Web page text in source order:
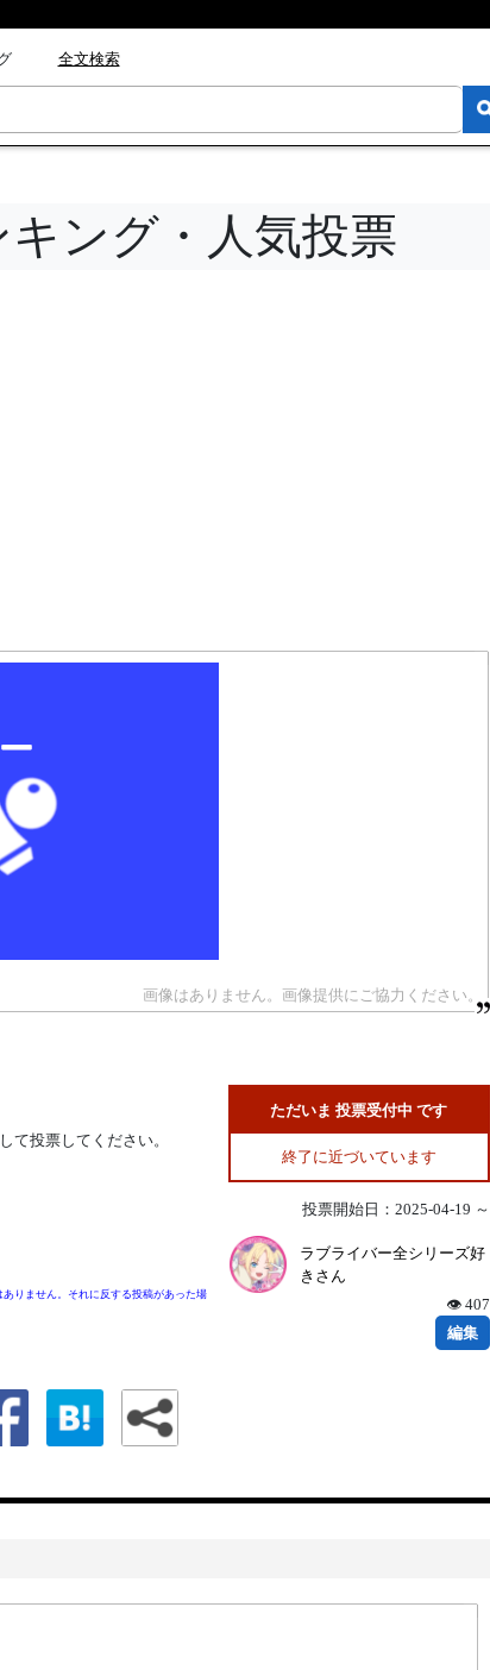
全文検索
ング・人気投票
て投票してください。
りません。それに反する投稿があった場
ただいま 投票受付中 です
終了に近づいています
投票開始日：2025-04-19 ～
ラブライバー全シリーズ好
きさん
👁 407
編集